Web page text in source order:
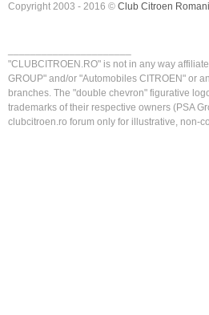
Copyright 2003 - 2016 © Club Citroen
"CLUBCITROEN.RO" is not in any way
GROUP" and/or "Automobiles CITROEN" or
branches. The "double chevron" figurative
trademarks of their respective owners (PSA
clubcitroen.ro forum only for illustrative, non-